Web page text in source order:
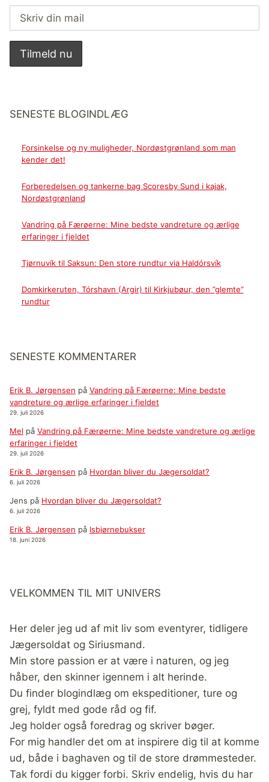
SENESTE BLOGINDLÆG
Forsinkelse og ny muligheder, Nordøstgrønland som man
kender det!
Forberedelsen og tankerne bag Scoresby Sund i kajak,
Nordøstgrønland
Vandring på Færøerne: Mine bedste vandreture og ærlige
erfaringer i fjeldet
Tjørnuvík til Saksun: Den store rundtur via Haldórsvík
Domkirkeruten, Tórshavn (Argir) til Kirkjubøur, den ”glemte”
rundtur
SENESTE KOMMENTARER
Erik B. Jørgensen på Vandring på Færøerne: Mine bedste
vandreture og ærlige erfaringer i fjeldet
29. juli 2026
Mel på Vandring på Færøerne: Mine bedste vandreture og ærlige
erfaringer i fjeldet
29. juli 2026
Erik B. Jørgensen på Hvordan bliver du Jægersoldat?
6. juli 2026
Jens på Hvordan bliver du Jægersoldat?
6. juli 2026
Erik B. Jørgensen på Isbjørnebukser
18. juni 2026
VELKOMMEN TIL MIT UNIVERS
Her deler jeg ud af mit liv som eventyrer, tidligere
Jægersoldat og Siriusmand.
Min store passion er at være i naturen, og jeg
håber, den skinner igennem i alt herinde.
Du finder blogindlæg om ekspeditioner, ture og
grej, fyldt med gode råd og fif.
Jeg holder også foredrag og skriver bøger.
For mig handler det om at inspirere dig til at komme
ud, både i baghaven og til de store drømmesteder.
Tak fordi du kigger forbi. Skriv endelig, hvis du har